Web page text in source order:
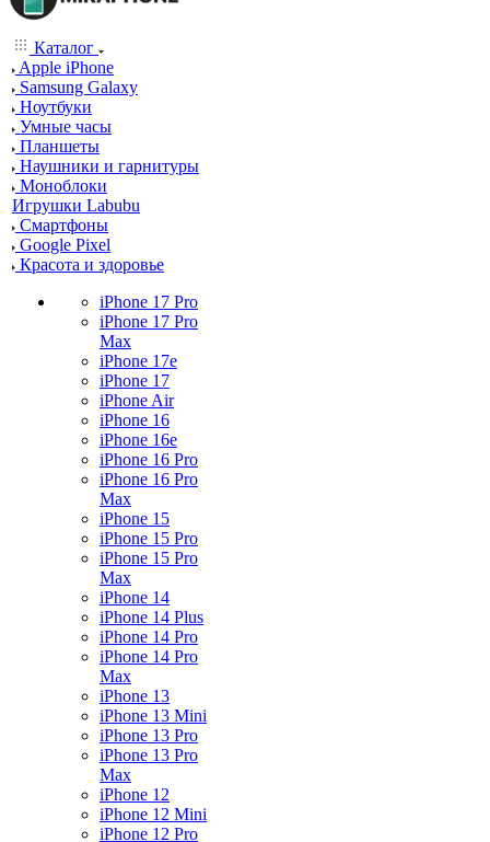
Каталог
Apple iPhone
Samsung Galaxy
Ноутбуки
Умные часы
Планшеты
Наушники и гарнитуры
Моноблоки
Игрушки Labubu
Смартфоны
Google Pixel
Красота и здоровье
iPhone 17 Pro
iPhone 17 Pro
Max
iPhone 17e
iPhone 17
iPhone Air
iPhone 16
iPhone 16e
iPhone 16 Pro
iPhone 16 Pro
Max
iPhone 15
iPhone 15 Pro
iPhone 15 Pro
Max
iPhone 14
iPhone 14 Plus
iPhone 14 Pro
iPhone 14 Pro
Max
iPhone 13
iPhone 13 Mini
iPhone 13 Pro
iPhone 13 Pro
Max
iPhone 12
iPhone 12 Mini
iPhone 12 Pro